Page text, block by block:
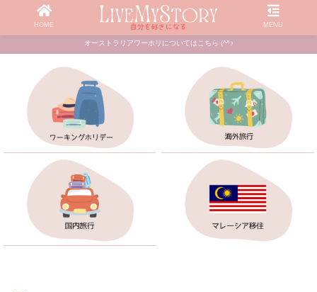
オーストラリアワーホリについてはこちら (^^♪
HOME MENU